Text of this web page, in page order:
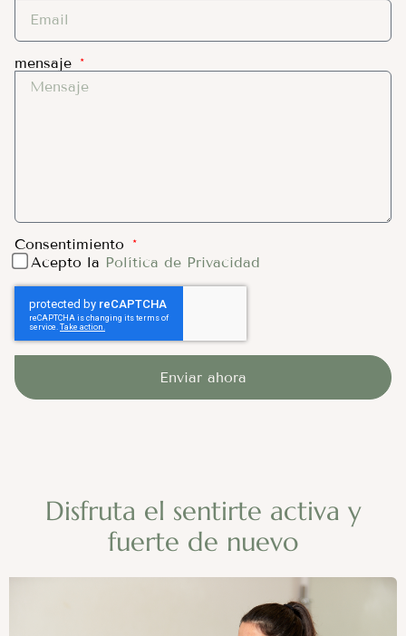
mensaje
Consentimiento
Acepto la Política de Privacidad
Enviar ahora
Disfruta el sentirte activa y
fuerte de nuevo